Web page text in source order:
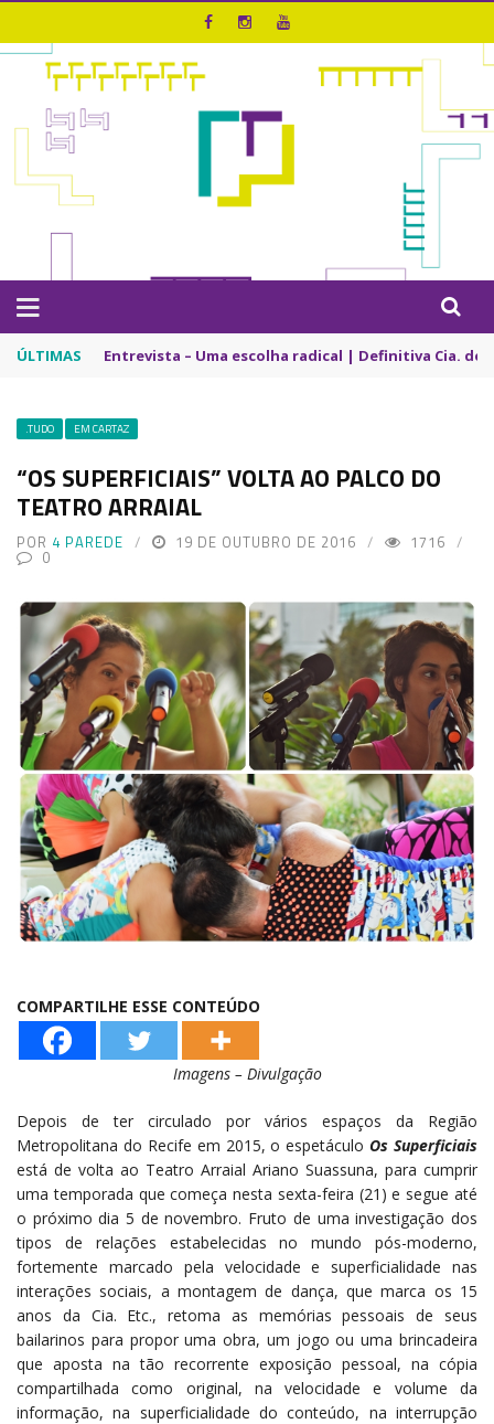
ÚLTIMAS Entrevista – Uma escolha radical | Definitiva Cia. de
.TUDO EM CARTAZ
“OS SUPERFICIAIS” VOLTA AO PALCO DO
TEATRO ARRAIAL
POR 4 PAREDE 19 DE OUTUBRO DE 2016 1716
0
COMPARTILHE ESSE CONTEÚDO
Imagens – Divulgação
Depois de ter circulado por vários espaços da Região
Metropolitana do Recife em 2015, o espetáculoOs Superficiais
está de volta ao Teatro Arraial Ariano Suassuna, para cumprir
uma temporada que começa nesta sexta-feira (21) e segue até
o próximo dia 5 de novembro. Fruto de uma investigação dos
tipos de relações estabelecidas no mundo pós-moderno,
fortemente marcado pela velocidade e superficialidade nas
interações sociais, a montagem de dança, que marca os 15
anos da Cia. Etc., retoma as memórias pessoais de seus
bailarinos para propor uma obra, um jogo ou uma brincadeira
que aposta na tão recorrente exposição pessoal, na cópia
compartilhada como original, na velocidade e volume da
informação, na superficialidade do conteúdo, na interrupção